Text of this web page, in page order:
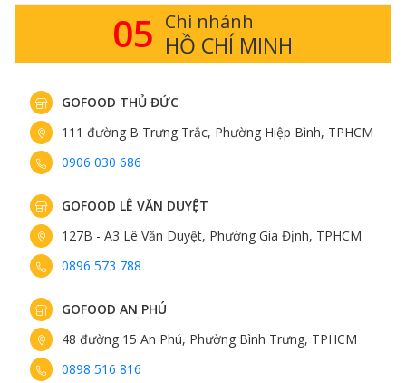
05 Chi nhánh
HỒ CHÍ MINH
GOFOOD THỦ ĐỨC
111 đường B Trưng Trắc, Phường Hiệp Bình, TPHCM
0906 030 686
GOFOOD LÊ VĂN DUYỆT
127B - A3 Lê Văn Duyệt, Phường Gia Định, TPHCM
0896 573 788
GOFOOD AN PHÚ
48 đường 15 An Phú, Phường Bình Trưng, TPHCM
0898 516 816